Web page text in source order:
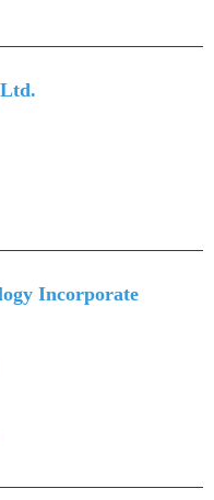
Incorporate